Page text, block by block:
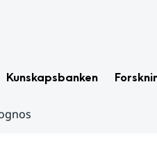
Kunskapsbanken